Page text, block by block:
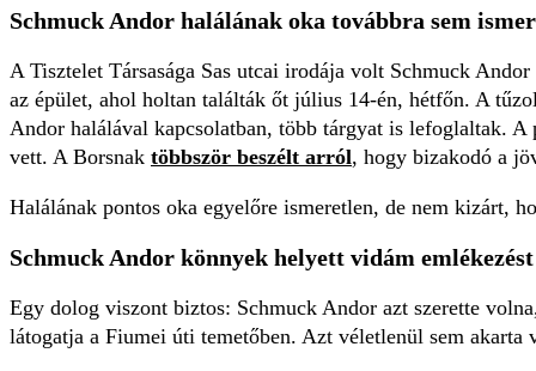
Schmuck Andor halálának oka továbbra sem
A Tisztelet Társasága Sas utcai irodája volt Schmuck
az épület, ahol holtan találták őt július 14-én, hétfőn. A
Andor halálával kapcsolatban, több tárgyat is lefoglaltak.
vett. A Borsnak többször beszélt arról, hogy bizakodó a
Halálának pontos oka egyelőre ismeretlen, de nem kizárt,
Schmuck Andor könnyek helyett vidám
Egy dolog viszont biztos: Schmuck Andor azt szerette
látogatja a Fiumei úti temetőben. Azt véletlenül sem akarta